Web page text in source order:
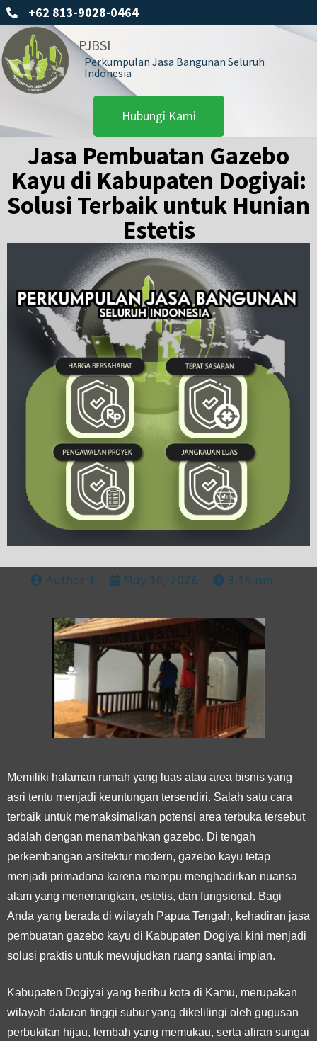
+62 813-9028-0464
PJBSI
Perkumpulan Jasa Bangunan Seluruh
Indonesia
Hubungi Kami
Jasa Pembuatan Gazebo
Kayu di Kabupaten Dogiyai:
Solusi Terbaik untuk Hunian
Estetis
Author 1 May 16, 2026 3:15 am
Memiliki halaman rumah yang luas atau area bisnis yang
asri tentu menjadi keuntungan tersendiri. Salah satu cara
terbaik untuk memaksimalkan potensi area terbuka tersebut
adalah dengan menambahkan gazebo. Di tengah
perkembangan arsitektur modern, gazebo kayu tetap
menjadi primadona karena mampu menghadirkan nuansa
alam yang menenangkan, estetis, dan fungsional. Bagi
Anda yang berada di wilayah Papua Tengah, kehadiran jasa
pembuatan gazebo kayu di Kabupaten Dogiyai kini menjadi
solusi praktis untuk mewujudkan ruang santai impian.
Kabupaten Dogiyai yang beribu kota di Kamu, merupakan
wilayah dataran tinggi subur yang dikelilingi oleh gugusan
perbukitan hijau, lembah yang memukau, serta aliran sungai